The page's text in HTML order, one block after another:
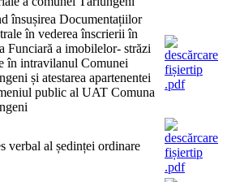
însușirea Documentațiilor
în vederea înscrierii în
Funciară a imobilelor- străzi
în intravilanul Comunei
și atestarea apartenentei
public al UAT Comuna
verbal al ședinței ordinare